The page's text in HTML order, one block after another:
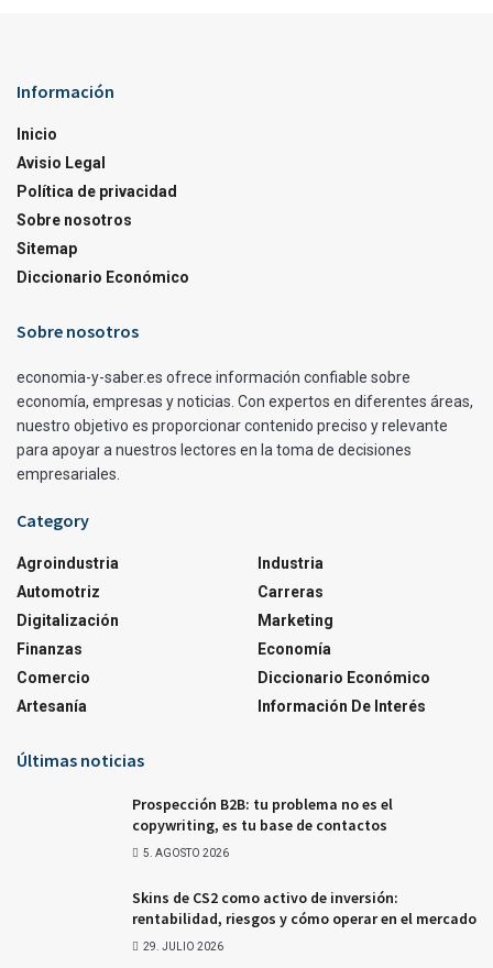
Información
Inicio
Avisio Legal
Política de privacidad
Sobre nosotros
Sitemap
Diccionario Económico
Sobre nosotros
economia-y-saber.es ofrece información confiable sobre
economía, empresas y noticias. Con expertos en diferentes áreas,
nuestro objetivo es proporcionar contenido preciso y relevante
para apoyar a nuestros lectores en la toma de decisiones
empresariales.
Category
Agroindustria
Automotriz
Digitalización
Finanzas
Comercio
Artesanía
Industria
Carreras
Marketing
Economía
Diccionario Económico
Información De Interés
Últimas noticias
Prospección B2B: tu problema no es el
copywriting, es tu base de contactos
5. AGOSTO 2026
Skins de CS2 como activo de inversión:
rentabilidad, riesgos y cómo operar en el mercado
29. JULIO 2026